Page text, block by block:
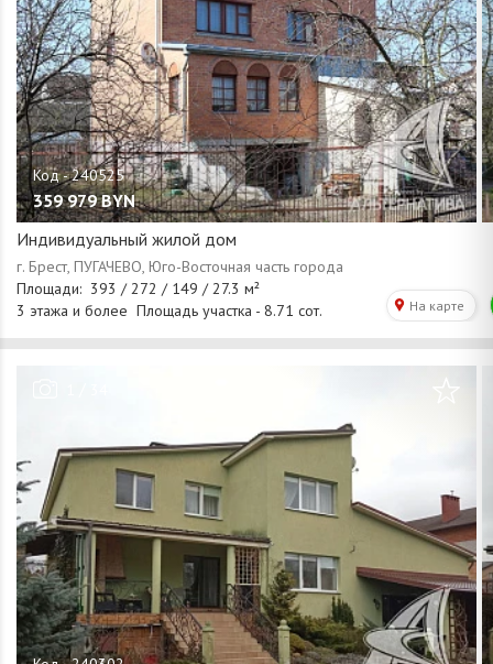
359 979 BYN
Индивидуальный жилой дом